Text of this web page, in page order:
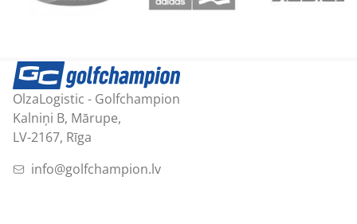
OlzaLogistic - Golfchampion
Kalniņi B, Mārupe,
LV-2167, Rīga
info@golfchampion.lv